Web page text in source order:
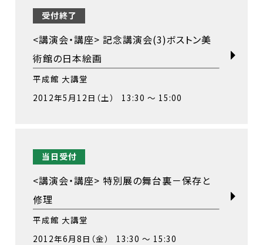
受付終了
<講演会・講座> 記念講演会(3)ボストン美
術館の日本絵画
平成館 大講堂
2012年5月12日（土） 13:30 ～ 15:00
当日受付
<講演会・講座> 特別展の舞台裏－保存と
修理
平成館 大講堂
2012年6月8日（金） 13:30 ～ 15:30